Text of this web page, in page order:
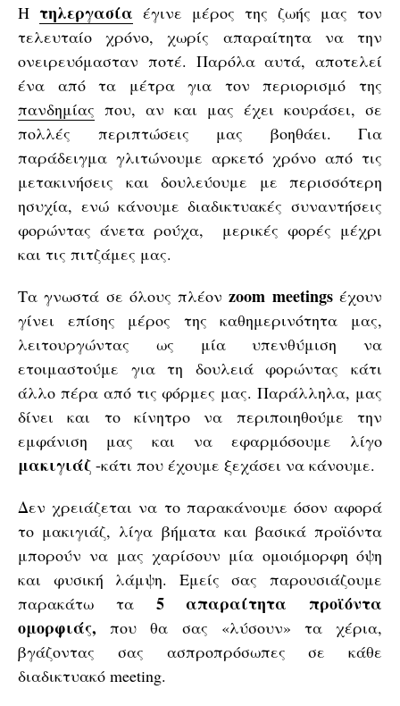
Η τηλεργασία έγινε μέρος της ζωής μας τον
τελευταίο χρόνο, χωρίς απαραίτητα να την
ονειρευόμασταν ποτέ. Παρόλα αυτά, αποτελεί
ένα από τα μέτρα για τον περιορισμό της
πανδημίας που, αν και μας έχει κουράσει, σε
πολλές περιπτώσεις μας βοηθάει. Για
παράδειγμα γλιτώνουμε αρκετό χρόνο από τις
μετακινήσεις και δουλεύουμε με περισσότερη
ησυχία, ενώ κάνουμε διαδικτυακές συναντήσεις
φορώντας άνετα ρούχα, μερικές φορές μέχρι
και τις πιτζάμες μας.
Τα γνωστά σε όλους πλέονzoom meetingsέχουν
γίνει επίσης μέρος της καθημερινότητα μας,
λειτουργώντας ως μία υπενθύμιση να
ετοιμαστούμε για τη δουλειά φορώντας κάτι
άλλο πέρα από τις φόρμες μας. Παράλληλα, μας
δίνει και το κίνητρο να περιποιηθούμε την
εμφάνιση μας και να εφαρμόσουμε λίγο
μακιγιάζ -κάτι που έχουμε ξεχάσει να κάνουμε.
Δεν χρειάζεται να το παρακάνουμε όσον αφορά
το μακιγιάζ, λίγα βήματα και βασικά προϊόντα
μπορούν να μας χαρίσουν μία ομοιόμορφη όψη
και φυσική λάμψη. Εμείς σας παρουσιάζουμε
παρακάτω τα5 απαραίτητα προϊόντα
ομορφιάς, που θα σας «λύσουν» τα χέρια,
βγάζοντας σας ασπροπρόσωπες σε κάθε
διαδικτυακό meeting.